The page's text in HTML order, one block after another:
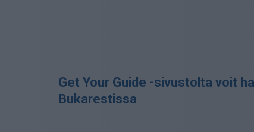
Get Your Guide -sivustolta voit
Bukarestissa